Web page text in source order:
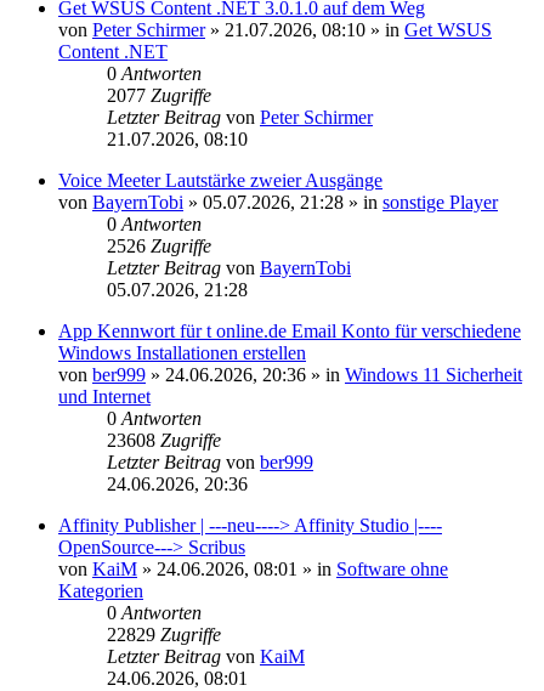
Get WSUS Content .NET 3.0.1.0 auf dem Weg
von Peter Schirmer» 21.07.2026, 08:10 » in Get WSUS
Content .NET
0Antworten
2077 Zugriffe
Letzter Beitrag von Peter Schirmer
21.07.2026, 08:10
Voice Meeter Lautstärke zweier Ausgänge
von BayernTobi » 05.07.2026, 21:28 » in sonstige Player
0Antworten
2526 Zugriffe
Letzter Beitrag von BayernTobi
05.07.2026, 21:28
App Kennwort für t online.de Email Konto für verschiedene
Windows Installationen erstellen
von ber999 » 24.06.2026, 20:36 » in Windows 11 Sicherheit
und Internet
0Antworten
23608 Zugriffe
Letzter Beitrag von ber999
24.06.2026, 20:36
Affinity Publisher | ---neu----> Affinity Studio |----
OpenSource---> Scribus
von KaiM » 24.06.2026, 08:01 » in Software ohne
Kategorien
0Antworten
22829 Zugriffe
Letzter Beitrag von KaiM
24.06.2026, 08:01